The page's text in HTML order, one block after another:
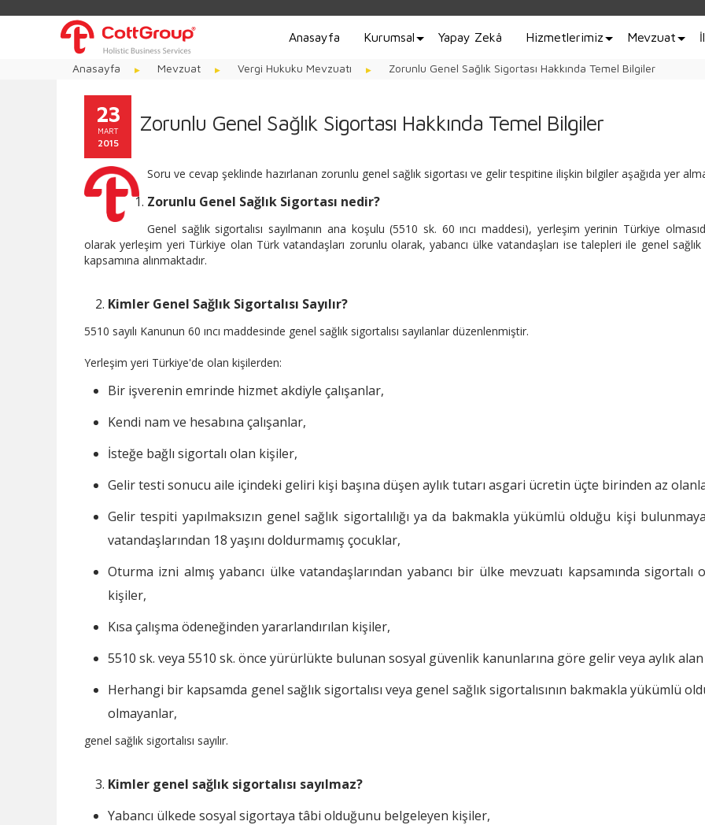
Anasayfa Kurumsal Yapay Zekâ Hizmetlerimiz Mevzuat
Anasayfa Mevzuat Vergi Hukuku Mevzuatı Zorunlu Genel Sağlık Sigortası Hakkında Temel Bilgiler
23
MART
2015
Zorunlu Genel Sağlık Sigortası Hakkında Temel Bilgiler
Soru ve cevap şeklinde hazırlanan zorunlu genel sağlık sigortası ve gelir tespitine ilişkin bilgiler aşağıda yer
Zorunlu Genel Sağlık Sigortası nedir?
Genel sağlık sigortalısı sayılmanın ana koşulu (5510 sk. 60 ıncı maddesi), yerleşim yerinin Türkiye
olarak yerleşim yeri Türkiye olan Türk vatandaşları zorunlu olarak, yabancı ülke vatandaşları ise talepleri ile genel sağlık
kapsamına alınmaktadır.
Kimler Genel Sağlık Sigortalısı Sayılır?
5510 sayılı Kanunun 60 ıncı maddesinde genel sağlık sigortalısı sayılanlar düzenlenmiştir.
Yerleşim yeri Türkiye'de olan kişilerden:
Bir işverenin emrinde hizmet akdiyle çalışanlar,
Kendi nam ve hesabına çalışanlar,
İsteğe bağlı sigortalı olan kişiler,
Gelir testi sonucu aile içindeki geliri kişi başına düşen aylık tutarı asgari ücretin üçte birinden az
Gelir tespiti yapılmaksızın genel sağlık sigortalılığı ya da bakmakla yükümlü olduğu kişi
vatandaşlarından 18 yaşını doldurmamış çocuklar,
Oturma izni almış yabancı ülke vatandaşlarından yabancı bir ülke mevzuatı kapsamında sigortalı
kişiler,
Kısa çalışma ödeneğinden yararlandırılan kişiler,
5510 sk. veya 5510 sk. önce yürürlükte bulunan sosyal güvenlik kanunlarına göre gelir veya aylık
Herhangi bir kapsamda genel sağlık sigortalısı veya genel sağlık sigortalısının bakmakla yükümlü
olmayanlar,
genel sağlık sigortalısı sayılır.
Kimler genel sağlık sigortalısı sayılmaz?
Yabancı ülkede sosyal sigortaya tâbi olduğunu belgeleyen kişiler,